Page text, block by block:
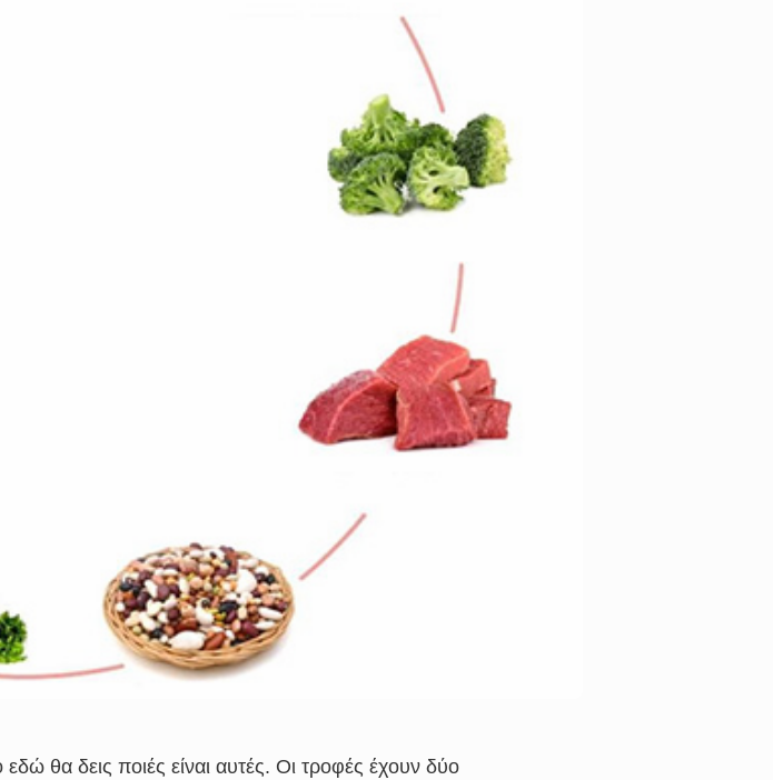
θα δεις ποιές είναι αυτές. Οι τροφές έχουν δύο